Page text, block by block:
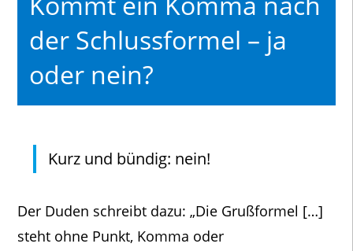
der Schlussformel – ja
oder nein?
Kurz und bündig: nein!
Der Duden schreibt dazu: „Die Grußformel […]
steht ohne Punkt, Komma oder